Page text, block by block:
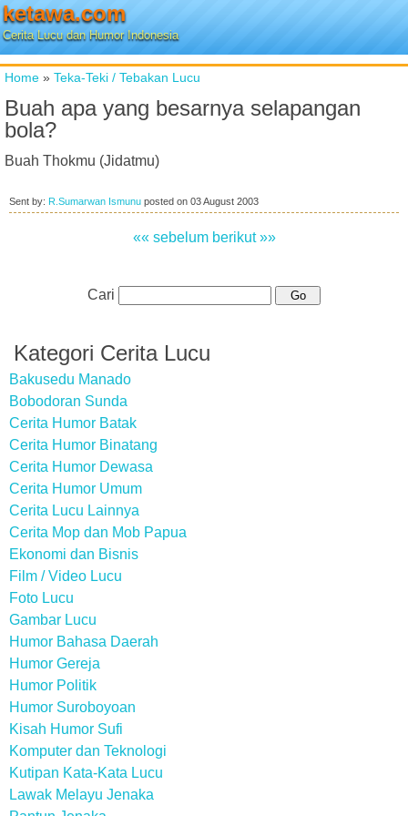
ketawa.com
Cerita Lucu dan Humor Indonesia
Home » Teka-Teki / Tebakan Lucu
Buah apa yang besarnya selapangan
bola?
Buah Thokmu (Jidatmu)
Sent by: R.Sumarwan Ismunu posted on 03 August 2003
«« sebelum berikut »»
Cari
Kategori Cerita Lucu
Bakusedu Manado
Bobodoran Sunda
Cerita Humor Batak
Cerita Humor Binatang
Cerita Humor Dewasa
Cerita Humor Umum
Cerita Lucu Lainnya
Cerita Mop dan Mob Papua
Ekonomi dan Bisnis
Film / Video Lucu
Foto Lucu
Gambar Lucu
Humor Bahasa Daerah
Humor Gereja
Humor Politik
Humor Suroboyoan
Kisah Humor Sufi
Komputer dan Teknologi
Kutipan Kata-Kata Lucu
Lawak Melayu Jenaka